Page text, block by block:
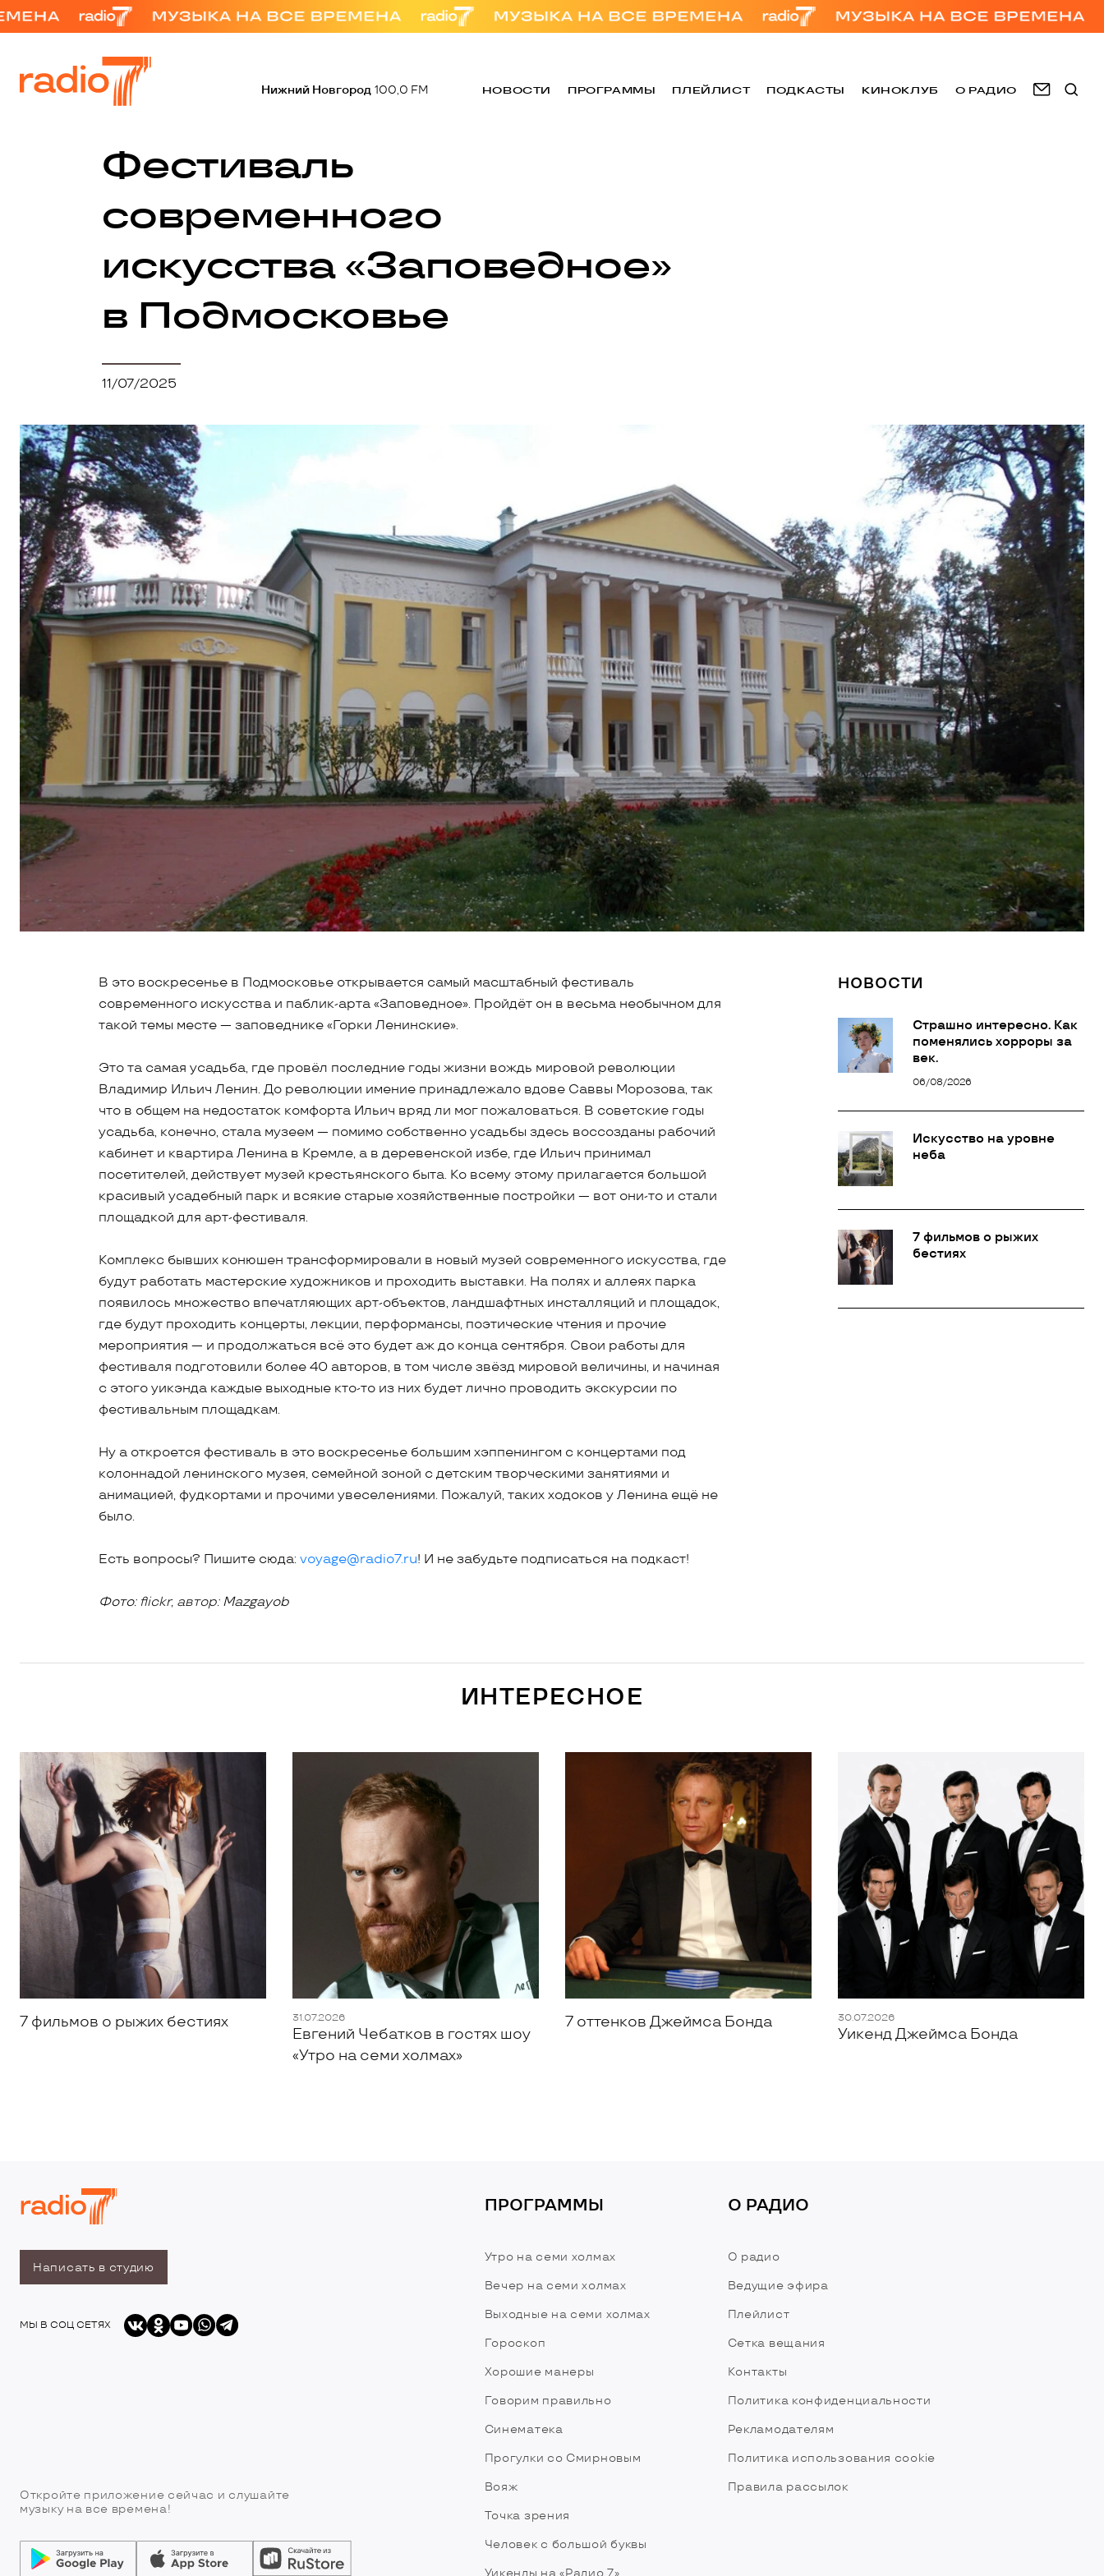
Нижний Новгород 100,0 FM НОВОСТИ ПРОГРАММЫ ПЛЕЙЛИСТ ПОДКАСТЫ КИНОКЛУБ О РАДИО
Фестиваль
современного
искусства «Заповедное»
в Подмосковье
11/07/2025
В это воскресенье в Подмосковье открывается самый масштабный фестиваль
современного искусства и паблик-арта «Заповедное». Пройдёт он в весьма необычном для
такой темы месте — заповеднике «Горки Ленинские».
Это та самая усадьба, где провёл последние годы жизни вождь мировой революции
Владимир Ильич Ленин. До революции имение принадлежало вдове Саввы Морозова, так
что в общем на недостаток комфорта Ильич вряд ли мог пожаловаться. В советские годы
усадьба, конечно, стала музеем — помимо собственно усадьбы здесь воссозданы рабочий
кабинет и квартира Ленина в Кремле, а в деревенской избе, где Ильич принимал
посетителей, действует музей крестьянского быта. Ко всему этому прилагается большой
красивый усадебный парк и всякие старые хозяйственные постройки — вот они-то и стали
площадкой для арт-фестиваля.
Комплекс бывших конюшен трансформировали в новый музей современного искусства, где
будут работать мастерские художников и проходить выставки. На полях и аллеях парка
появилось множество впечатляющих арт-объектов, ландшафтных инсталляций и площадок,
где будут проходить концерты, лекции, перформансы, поэтические чтения и прочие
мероприятия — и продолжаться всё это будет аж до конца сентября. Свои работы для
фестиваля подготовили более 40 авторов, в том числе звёзд мировой величины, и начиная
с этого уикэнда каждые выходные кто-то из них будет лично проводить экскурсии по
фестивальным площадкам.
Ну а откроется фестиваль в это воскресенье большим хэппенингом с концертами под
колоннадой ленинского музея, семейной зоной с детским творческими занятиями и
анимацией, фудкортами и прочими увеселениями. Пожалуй, таких ходоков у Ленина ещё не
было.
Есть вопросы? Пишите сюда:voyage@radio7.ru! И не забудьте подписаться на подкаст!
Фото: flickr, автор: Mazgayob
НОВОСТИ
Страшно интересно. Как
поменялись хорроры за
век.
06/08/2026
Искусство на уровне
неба
7 фильмов о рыжих
бестиях
ИНТЕРЕСНОЕ
7 фильмов о рыжих бестиях 31.07.2026
Евгений Чебатков в гостях шоу
«Утро на семи холмах»
7 оттенков Джеймса Бонда 30.07.2026
Уикенд Джеймса Бонда
ПРОГРАММЫ О РАДИО
Написать в студию
МЫ В СОЦ СЕТЯХ
Откройте приложение сейчас и слушайте
музыку на все времена!
Утро на семи холмах
Вечер на семи холмах
Выходные на семи холмах
Гороскоп
Хорошие манеры
Говорим правильно
Синематека
Прогулки со Смирновым
Вояж
Точка зрения
Человек с большой буквы
Уикенды на «Радио 7»
О радио
Ведущие эфира
Плейлист
Сетка вещания
Контакты
Политика конфиденциальности
Рекламодателям
Политика использования cookie
Правила рассылок